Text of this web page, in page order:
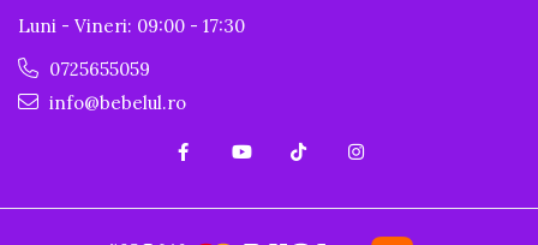
Luni - Vineri: 09:00 - 17:30
0725655059
info@bebelul.ro